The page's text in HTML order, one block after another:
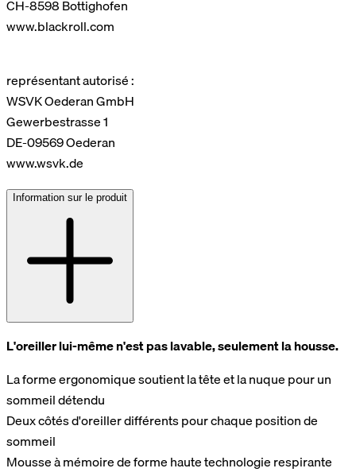
CH-8598 Bottighofen
www.blackroll.com
représentant autorisé :
WSVK Oederan GmbH
Gewerbestrasse 1
DE-09569 Oederan
www.wsvk.de
Information sur le produit
L'oreiller lui-même n'est pas lavable, seulement la housse.
La forme ergonomique soutient la tête et la nuque pour un
sommeil détendu
Deux côtés d'oreiller différents pour chaque position de
sommeil
Mousse à mémoire de forme haute technologie respirante